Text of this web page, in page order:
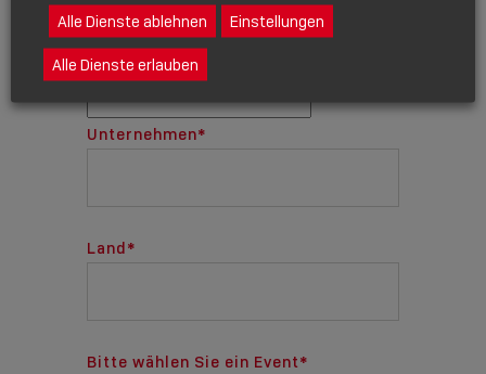
Telefon
Unternehmen*
Land*
Bitte wählen Sie ein Event*
Alle Dienste ablehnen Einstellungen
Alle Dienste erlauben